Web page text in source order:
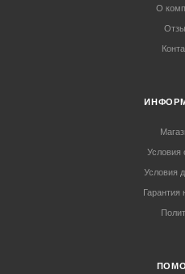
О
Условия
Условия
Гарантия